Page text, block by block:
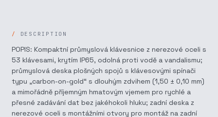
DESCRIPTION
POPIS: Kompaktní průmyslová klávesnice z nerezové oceli s
53 klávesami, krytím IP65, odolná proti vodě a vandalismu;
průmyslová deska plošných spojů s klávesovými spínači
typu „carbon-on-gold“ s dlouhým zdvihem (1,50 ± 0,10 mm)
a mimořádně příjemným hmatovým vjemem pro rychlé a
přesné zadávání dat bez jakéhokoli hluku; zadní deska z
nerezové oceli s montážními otvory pro montáž na zadní